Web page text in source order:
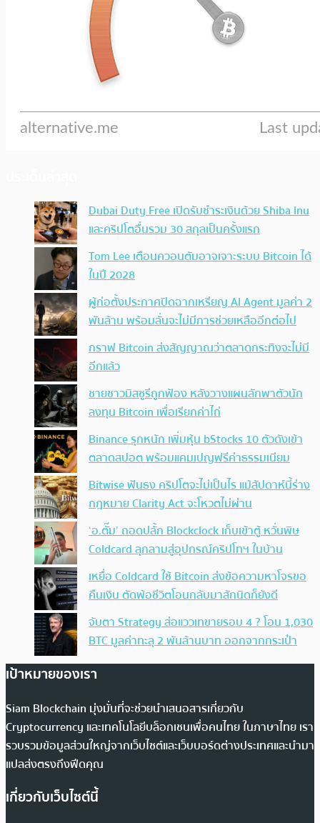
Dubai Duty Free เปิดรับชำระเงินด้วย Shiba Inu
และคริปโตอื่นรวม 30 สกุลเป็นครั้งแรก
Tom Lee เตือนควอนตัมอาจเจาะระบบ Bitcoin ได้
ในปี 2028
ผู้ก่อตั้งประกาศปิดฉากเหรียญ AI Agent มูลค่า 2
พันล้าน พร้อมลั่นจะไม่มีการช่วยเหลืออีกต่อไป
กราฟ Bitcoin ส่งสัญญาณว่าตลาดกระทิงจะไม่มี
อีกแล้ว
ชายชาวมิสซูรีถูกฟ้อง หลังวางแผนลักพาตัวนัก
ลงทุน Bitcoin เพื่อเรียกค่าไถ่
Binance รุกหนัก เพิ่มหุ้น bStocks 10 ตัวดังเข้า
ตลาดสปอต พร้อมแคมเปญฟรีค่าธรรมเนียม
Bitwise ฟันธง คริปโตจะไม่เป็นไร แม้สัปดาห์นี้ร่าง
กฎหมาย Clarity Act จะโหวตไม่ผ่าน
‘อ.ตั๊ม’ ถอดปลั้ก Blockclock เก็บเข้าตู้ หวั่นพิษ
Coldcard ลุกลามสู่อุปกรณ์คริปโทฯ ในบ้าน
เหยื่อ Coldcard ใช้ Bitcoin ส่งข้อความหาโจรขอ
คืนเงิน ตัดพ้อชีวิตโอนกลับมาสักนิดก็ยังดี
จับตา Strategy ส่อแววเทขายรอบ 4 ? โอน 1,030
BTC มูลค่าทะลุ 2 พันล้านบาท ออกจากกระเป๋า
เป้าหมายของเรา
Siam Blockchain มุ่งมั่นที่จะช่วยนำเสนอสารเกี่ยวกับ
Cryptocurrency และเทคโนโลยีบล็อกเชนเพื่อคนไทย ในภาษาไทย เรา
รวบรวมข้อมูลส่วนใหญ่จากเว็บไซต์และเว็บบอร์ดต่างประเทศและนำมา
แปลส่งตรงถึงฟีดคุณ
เกี่ยวกับเว็บไซต์นี้